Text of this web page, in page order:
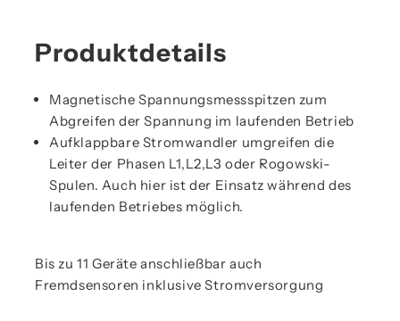
Produktdetails
Magnetische Spannungsmessspitzen zum
Abgreifen der Spannung im laufenden Betrieb
Aufklappbare Stromwandler umgreifen die
Leiter der Phasen L1,L2,L3 oder Rogowski-
Spulen. Auch hier ist der Einsatz während des
laufenden Betriebes möglich.
Bis zu 11 Geräte anschließbar auch
Fremdsensoren inklusive Stromversorgung